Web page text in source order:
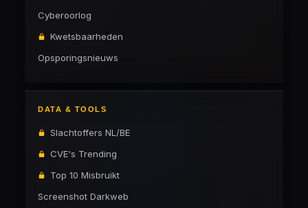
Cyberoorlog
Kwetsbaarheden
Opsporingsnieuws
DATA & TOOLS
Slachtoffers NL/BE
CVE's Trending
Top 10 Misbruikt
Screenshot Darkweb